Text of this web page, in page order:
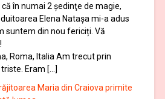
în numai 2 şedinţe de magie,
Elena Natașa mi-a adus
suntem din nou fericiți. Vă
enorm!
Italia Am trecut prin
Eram […]
Maria din Craiova primite